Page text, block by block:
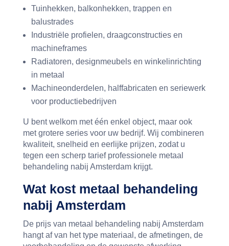
Tuinhekken, balkonhekken, trappen en
balustrades
Industriële profielen, draagconstructies en
machineframes
Radiatoren, designmeubels en winkelinrichting
in metaal
Machineonderdelen, halffabricaten en seriewerk
voor productiebedrijven
U bent welkom met één enkel object, maar ook
met grotere series voor uw bedrijf. Wij combineren
kwaliteit, snelheid en eerlijke prijzen, zodat u
tegen een scherp tarief professionele metaal
behandeling nabij Amsterdam krijgt.
Wat kost metaal behandeling
nabij Amsterdam
De prijs van metaal behandeling nabij Amsterdam
hangt af van het type materiaal, de afmetingen, de